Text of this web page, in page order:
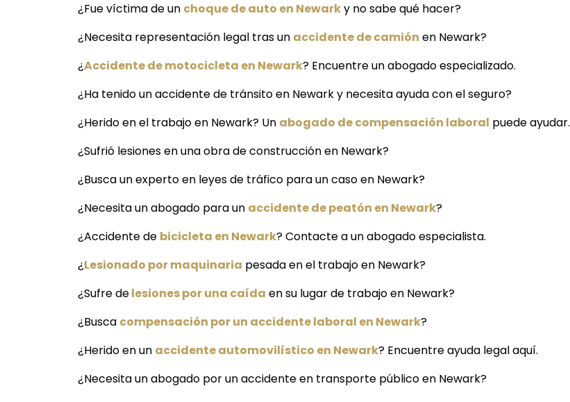
¿Fue víctima de un choque de auto en Newarky no sabe qué hacer?
¿Necesita representación legal tras un accidente de camión en Newark?
¿Accidente de motocicleta en Newark? Encuentre un abogado especializado.
¿Ha tenido un accidente de tránsito en Newark y necesita ayuda con el seguro?
¿Herido en el trabajo en Newark? Un abogado de compensación laboral puede ayudar.
¿Sufrió lesiones en una obra de construcción en Newark?
¿Busca un experto en leyes de tráfico para un caso en Newark?
¿Necesita un abogado para un accidente de peatón en Newark?
¿Accidente de bicicleta en Newark? Contacte a un abogado especialista.
¿Lesionado por maquinaria pesada en el trabajo en Newark?
¿Sufre delesiones por una caída en su lugar de trabajo en Newark?
¿Busca compensación por un accidente laboral en Newark?
¿Herido en un accidente automovilístico en Newark? Encuentre ayuda legal aquí.
¿Necesita un abogado por un accidente en transporte público en Newark?